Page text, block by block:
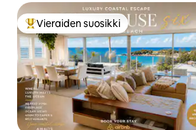
Vieraiden suosikkien parhaimmistoa
Vieraiden suosikki